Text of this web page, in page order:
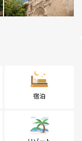
宿泊